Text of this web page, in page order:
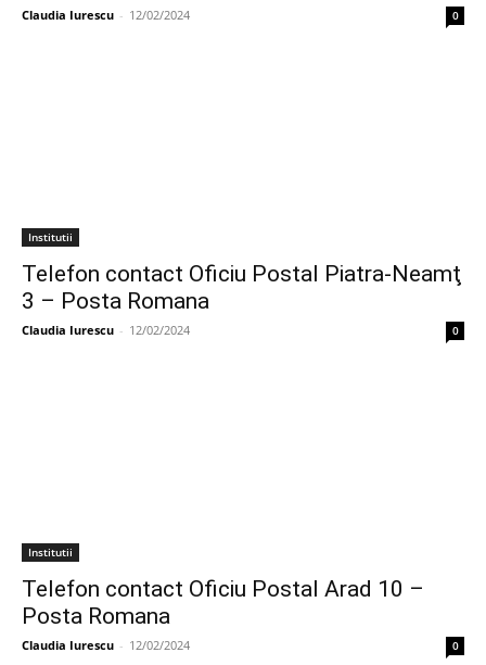
Claudia Iurescu - 12/02/2024 0
Institutii
Telefon contact Oficiu Postal Piatra-Neamţ
3 – Posta Romana
Claudia Iurescu - 12/02/2024 0
Institutii
Telefon contact Oficiu Postal Arad 10 –
Posta Romana
Claudia Iurescu - 12/02/2024 0